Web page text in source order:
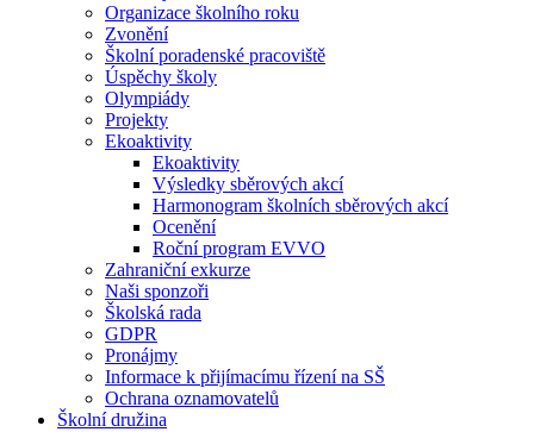
Organizace školního roku
Zvonění
Školní poradenské pracoviště
Úspěchy školy
Olympiády
Projekty
Ekoaktivity
Ekoaktivity
Výsledky sběrových akcí
Harmonogram školních sběrových akcí
Ocenění
Roční program EVVO
Zahraniční exkurze
Naši sponzoři
Školská rada
GDPR
Pronájmy
Informace k přijímacímu řízení na SŠ
Ochrana oznamovatelů
Školní družina